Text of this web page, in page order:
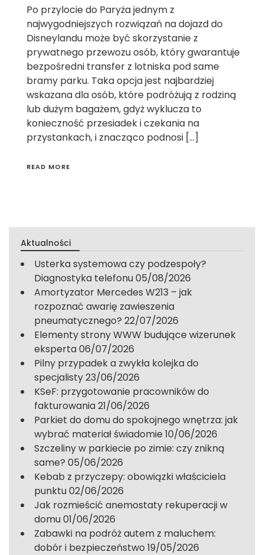
Po przylocie do Paryża jednym z
najwygodniejszych rozwiązań na dojazd do
Disneylandu może być skorzystanie z
prywatnego przewozu osób, który gwarantuje
bezpośredni transfer z lotniska pod same
bramy parku. Taka opcja jest najbardziej
wskazana dla osób, które podróżują z rodziną
lub dużym bagażem, gdyż wyklucza to
konieczność przesiadek i czekania na
przystankach, i znacząco podnosi […]
READ MORE
Aktualności
Usterka systemowa czy podzespoły?
Diagnostyka telefonu05/08/2026
Amortyzator Mercedes W213 – jak
rozpoznać awarię zawieszenia
pneumatycznego? 22/07/2026
Elementy strony WWW budujące wizerunek
eksperta06/07/2026
Pilny przypadek a zwykła kolejka do
specjalisty23/06/2026
KSeF: przygotowanie pracowników do
fakturowania21/06/2026
Parkiet do domu do spokojnego wnętrza: jak
wybrać materiał świadomie 10/06/2026
Szczeliny w parkiecie po zimie: czy znikną
same? 05/06/2026
Kebab z przyczepy: obowiązki właściciela
punktu02/06/2026
Jak rozmieścić anemostaty rekuperacji w
domu01/06/2026
Zabawki na podróż autem z maluchem:
dobór i bezpieczeństwo 19/05/2026